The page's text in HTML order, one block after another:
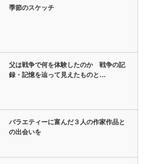
季節のスケッチ
父は戦争で何を体験したのか 戦争の記
録・記憶を辿って見えたものと…
バラエティーに富んだ３人の作家作品と
の出会いを